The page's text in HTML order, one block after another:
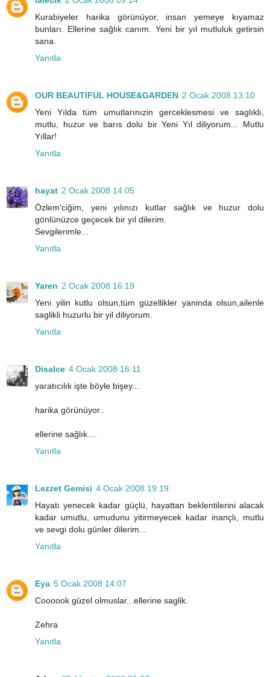
Kurabiyeler harika görünüyor, insan yemeye kıyamaz
bunları. Ellerine sağlık canım. Yeni bir yıl mutluluk getirsin
sana.
Yanıtla
OUR BEAUTIFUL HOUSE&GARDEN 2 Ocak 2008 13:10
Yeni Yılda tüm umutlarınızin gerceklesmesi ve saglıklı,
mutlu, huzur ve barıs dolu bir Yeni Yıl diliyorum... Mutlu
Yıllar!
Yanıtla
hayat 2 Ocak 2008 14:05
Özlem'ciğim, yeni yılınızı kutlar sağlık ve huzur dolu
gönlünüzce geçecek bir yıl dilerim.
Sevgilerimle...
Yanıtla
Yaren 2 Ocak 2008 16:19
Yeni yilin kutlu olsun,tüm güzellikler yaninda olsun,ailenle
saglikli huzurlu bir yil diliyorum.
Yanıtla
Disalce 4 Ocak 2008 16:11
yaratıcılık işte böyle bişey...
harika görünüyor..
ellerine sağlık....
Yanıtla
Lezzet Gemisi 4 Ocak 2008 19:19
Hayatı yenecek kadar güçlü, hayattan beklentilerini alacak
kadar umutlu, umudunu yitirmeyecek kadar inançlı, mutlu
ve sevgi dolu günler dilerim...
Yanıtla
Eya 5 Ocak 2008 14:07
Coooook güzel olmuslar...ellerine saglik.
Zehra
Yanıtla